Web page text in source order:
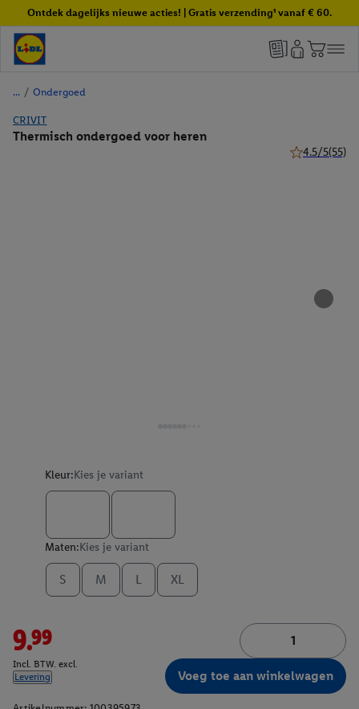
Ontdek dagelijks nieuwe acties! | Gratis verzending¹ vanaf € 60.
/ Ondergoed
CRIVIT
Thermisch ondergoed voor heren
4.5/5(55)
Kleur:Kies je variant
Maten:Kies je variant
S M L XL
9.99
Incl. BTW. excl.
Levering
Voeg toe aan winkelwagen